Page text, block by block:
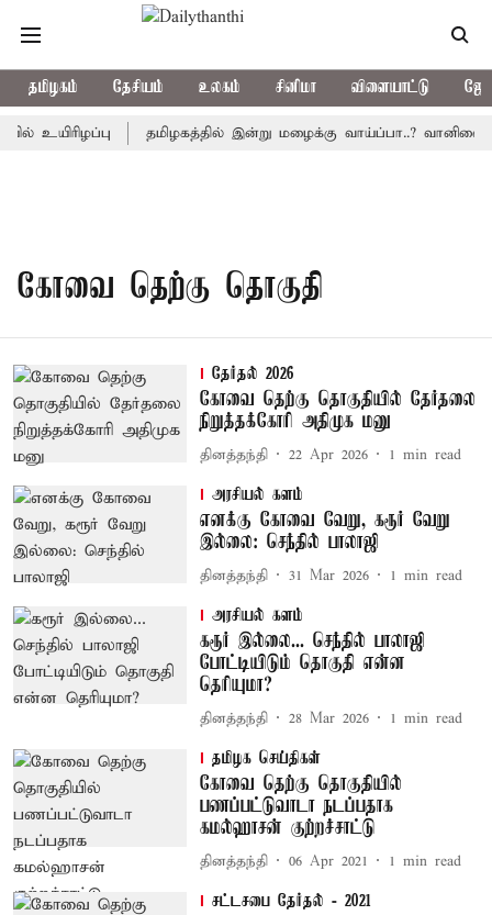
தமிழகம் தேசியம் உலகம் சினிமா விளையாட்டு
உயிரிழப்பு தமிழகத்தில் இன்று மழைக்கு வாய்ப்பா..?
கோவை தெற்கு தொகுதி
தேர்தல் 2026
கோவை தெற்கு தொகுதியில் தேர்தலை
நிறுத்தக்கோரி அதிமுக மனு
தினத்தந்தி 22 Apr 2026 1 min read
அரசியல் களம்
எனக்கு கோவை வேறு, கரூர் வேறு
இல்லை: செந்தில் பாலாஜி
தினத்தந்தி 31 Mar 2026 1 min read
அரசியல் களம்
கரூர் இல்லை... செந்தில் பாலாஜி
போட்டியிடும் தொகுதி என்ன
தெரியுமா?
தினத்தந்தி 28 Mar 2026 1 min read
தமிழக செய்திகள்
கோவை தெற்கு தொகுதியில்
பணப்பட்டுவாடா நடப்பதாக
கமல்ஹாசன் குற்றச்சாட்டு
தினத்தந்தி 06 Apr 2021 1 min read
சட்டசபை தேர்தல் - 2021